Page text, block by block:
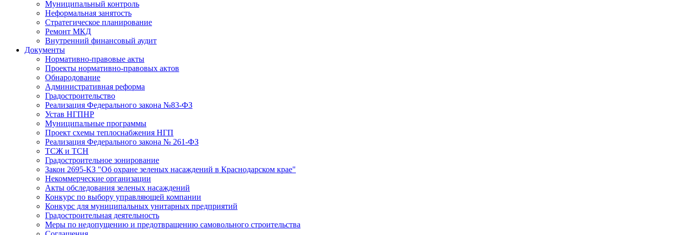
Муниципальный контроль
Неформальная занятость
Стратегическое планирование
Ремонт МКД
Внутренний финансовый аудит
Документы
Нормативно-правовые акты
Проекты нормативно-правовых актов
Обнародование
Административная реформа
Градостроительство
Реализация Федерального закона №83-ФЗ
Устав НГПНР
Муниципальные программы
Проект схемы теплоснабжения НГП
Реализация Федерального закона № 261-ФЗ
ТСЖ и ТСН
Градостроительное зонирование
Закон 2695-КЗ "Об охране зеленых насаждений в Краснодарском крае"
Некоммерческие организации
Акты обследования зеленых насаждений
Конкурс по выбору управляющей компании
Конкурс для муниципальных унитарных предприятий
Градостроительная деятельность
Меры по недопущению и предотвращению самовольного строительства